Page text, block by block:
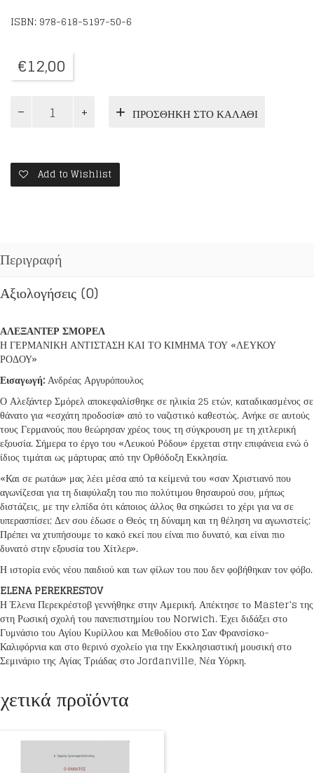
ISBN: 978-618-5197-50-6
€12,00
ΣΜΟΡΕΛ
ΠΡΟΣΘΉΚΗ ΣΤΟ ΚΑΛΆΘΙ
Add to Wishlist
Περιγραφή
Αξιολογήσεις (0)
ΑΛΕΞΑΝΤΕΡ ΣΜΟΡΕΛ
Η ΓΕΡΜΑΝΙΚΗ ΑΝΤΙΣΤΑΣΗ ΚΑΙ ΤΟ ΚΙΜΗΜΑ ΤΟΥ «ΛΕΥΚΟΥ
ΡΟΔΟΥ»
Εισαγωγή:Ανδρέας Αργυρόπουλος
Ο Αλεξάντερ Σμόρελ αποκεφαλίσθηκε σε ηλικία 25 ετών, καταδικασμένος σε
θάνατο για «εσχάτη προδοσία» από το ναζιστικό καθεστώς. Ανήκε σε αυτούς
τους Γερμανούς που θεώρησαν χρέος τους τη σύγκρουση με τη χιτλερική
εξουσία. Σήμερα το έργο του «Λευκού Ρόδου» έρχεται στην επιφάνεια ενώ ό
ίδιος τιμάται ως μάρτυρας από την Ορθόδοξη Εκκλησία.
«Και σε ρωτάω» μας λέει μέσα από τα κείμενά του «σαν Χριστιανό που
αγωνίζεσαι για τη διαφύλαξη του πιο πολύτιμου θησαυρού σου, μήπως
διστάζεις, με την ελπίδα ότι κάποιος άλλος θα σηκώσει το χέρι για να σε
υπερασπίσει; Δεν σου έδωσε ο Θεός τη δύναμη και τη θέληση να αγωνιστείς;
Πρέπει να χτυπήσουμε το κακό εκεί που είναι πιο δυνατό, και είναι πιο
δυνατό στην εξουσία του Χίτλερ».
Η ιστορία ενός νέου παιδιού και των φίλων του που δεν φοβήθηκαν τον φόβο.
ELENA PEREKRESTOV
Η Έλενα Περεκρέστοβ γεννήθηκε στην Αμερική. Απέκτησε το Master’s της
στη Ρωσική σχολή του πανεπιστημίου του Norwich. Έχει διδάξει στο
Γυμνάσιο του Αγίου Κυρίλλου και Μεθοδίου στο Σαν Φρανσίσκο-
Καλιφόρνια και στο θερινό σχολείο για την Εκκλησιαστική μουσική στο
Σεμινάριο της Αγίας Τριάδας στο Jordanville, Νέα Υόρκη.
προϊόντα